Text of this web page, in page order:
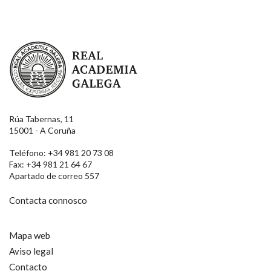
Real Academia Galega
Rúa Tabernas, 11
15001 - A Coruña
Teléfono: +34 981 20 73 08
Fax: +34 981 21 64 67
Apartado de correo 557
Contacta connosco
Mapa web
Aviso legal
Contacto